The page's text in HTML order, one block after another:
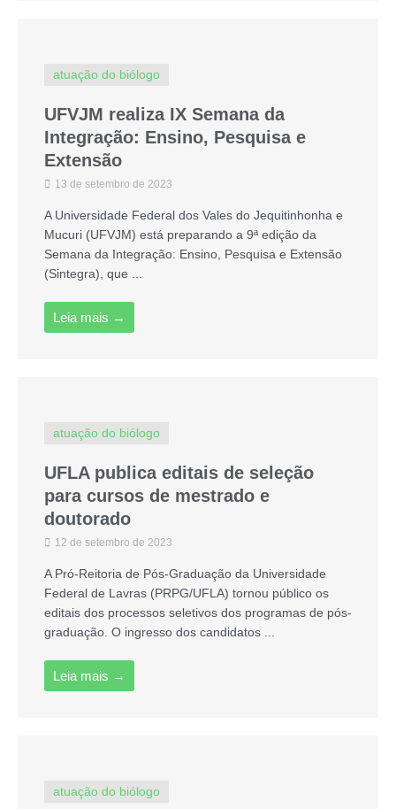
atuação do biólogo
UFVJM realiza IX Semana da
Integração: Ensino, Pesquisa e
Extensão
13 de setembro de 2023
A Universidade Federal dos Vales do Jequitinhonha e
Mucuri (UFVJM) está preparando a 9ª edição da
Semana da Integração: Ensino, Pesquisa e Extensão
(Sintegra), que ...
Leia mais →
atuação do biólogo
UFLA publica editais de seleção
para cursos de mestrado e
doutorado
12 de setembro de 2023
A Pró-Reitoria de Pós-Graduação da Universidade
Federal de Lavras (PRPG/UFLA) tornou público os
editais dos processos seletivos dos programas de pós-
graduação. O ingresso dos candidatos ...
Leia mais →
atuação do biólogo